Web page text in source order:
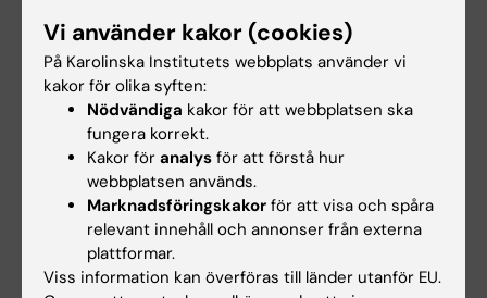
examinationstillfällen varav det första inom
fjorton dagar efter delgivande av
tentamensresultatet. Det tredje
tentamenstillfället är nästkommande ordinarie
examinationstillfälle på kursen. Som
examinationstillfälle räknas de gånger
studenten deltagit i ett och samma prov.
Inlämning av blank skrivning räknas som
examinationstillfälle. Examinationstillfälle till
Vi använder kakor (cookies)
På Karolinska Institutets webbplats använder vi
kakor för olika syften:
Nödvändiga kakor för att webbplatsen ska
fungera korrekt.
Kakor för analys för att förstå hur
webbplatsen används.
Marknadsföringskakor för att visa och spåra
relevant innehåll och annonser från externa
plattformar.
Viss information kan överföras till länder utanför EU.